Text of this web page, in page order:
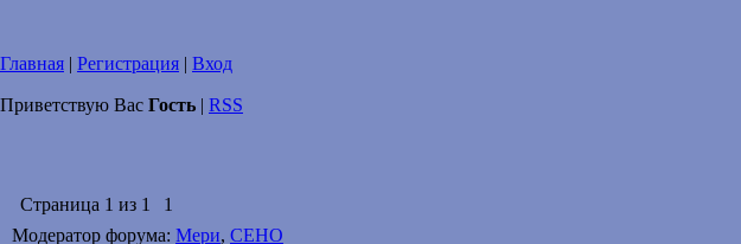
Главная | Регистрация | Вход
Приветствую Вас Гость | RSS
Страница 1 из 1
1
Модератор форума: Мери, CEHO